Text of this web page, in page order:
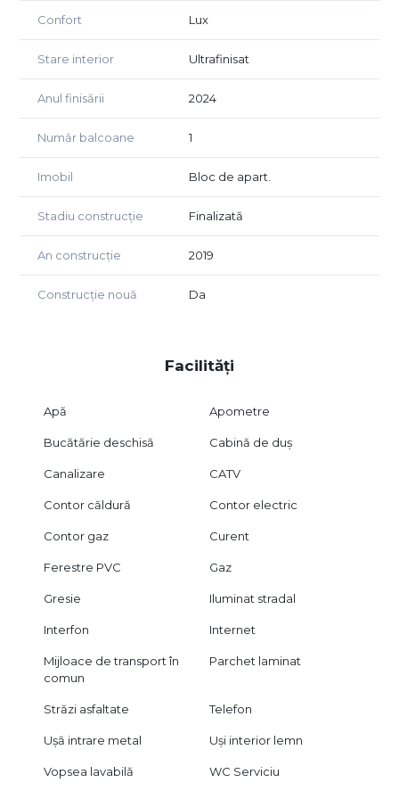
Confort Lux
Stare interior Ultrafinisat
Anul finisării 2024
Număr balcoane 1
Imobil Bloc de apart.
Stadiu construcție Finalizată
An construcție 2019
Construcție nouă Da
Facilități
Apă Apometre
Bucătărie deschisă Cabină de duș
Canalizare CATV
Contor căldură Contor electric
Contor gaz Curent
Ferestre PVC Gaz
Gresie Iluminat stradal
Interfon Internet
Mijloace de transport în
comun
Parchet laminat
Străzi asfaltate Telefon
Ușă intrare metal Uși interior lemn
Vopsea lavabilă WC Serviciu